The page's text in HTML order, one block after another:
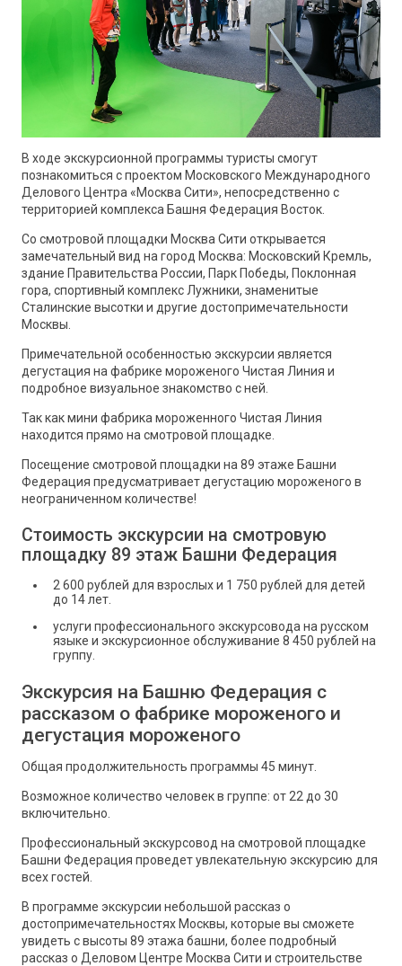
В ходе экскурсионной программы туристы смогут
познакомиться с проектом Московского Международного
Делового Центра «Москва Сити», непосредственно с
территорией комплекса Башня Федерация Восток.
Со смотровой площадки Москва Сити открывается
замечательный вид на город Москва: Московский Кремль,
здание Правительства России, Парк Победы, Поклонная
гора, спортивный комплекс Лужники, знаменитые
Сталинские высотки и другие достопримечательности
Москвы.
Примечательной особенностью экскурсии является
дегустация на фабрике мороженого Чистая Линия и
подробное визуальное знакомство с ней.
Так как мини фабрика мороженного Чистая Линия
находится прямо на смотровой площадке.
Посещение смотровой площадки на 89 этаже Башни
Федерация предусматривает дегустацию мороженого в
неограниченном количестве!
Стоимость экскурсии на смотровую
площадку 89 этаж Башни Федерация
2 600 рублей для взрослых и 1 750 рублей для детей
до 14 лет.
услуги профессионального экскурсовода на русском
языке и экскурсионное обслуживание 8 450 рублей на
группу.
Экскурсия на Башню Федерация с
рассказом о фабрике мороженого и
дегустация мороженого
Общая продолжительность программы 45 минут.
Возможное количество человек в группе: от 22 до 30
включительно.
Профессиональный экскурсовод на смотровой площадке
Башни Федерация проведет увлекательную экскурсию для
всех гостей.
В программе экскурсии небольшой рассказ о
достопримечательностях Москвы, которые вы сможете
увидеть с высоты 89 этажа башни, более подробный
рассказ о Деловом Центре Москва Сити и строительстве